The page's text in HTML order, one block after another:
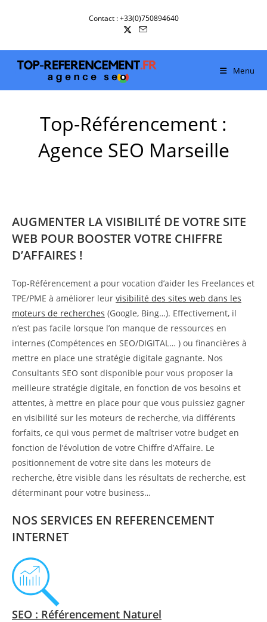
Contact : +33(0)750894640
Menu
Top-Référencement :
Agence SEO Marseille
AUGMENTER LA VISIBILITÉ DE VOTRE SITE
WEB POUR BOOSTER VOTRE CHIFFRE
D’AFFAIRES !
Top-Référencement a pour vocation d’aider les Freelances et
TPE/PME à améliorer leur visibilité des sites web dans les
moteurs de recherches (Google, Bing…). Effectivement, il
n’est pas facile lorsque l’on manque de ressources en
internes (Compétences en SEO/DIGITAL… ) ou financières à
mettre en place une stratégie digitale gagnante. Nos
Consultants SEO sont disponible pour vous proposer la
meilleure stratégie digitale, en fonction de vos besoins et
attentes, à mettre en place pour que vous puissiez gagner
en visibilité sur les moteurs de recherche, via différents
forfaits, ce qui vous permet de maîtriser votre budget en
fonction de l’évolution de votre Chiffre d’Affaire. Le
positionnement de votre site dans les moteurs de
recherche, être visible dans les résultats de recherche, est
déterminant pour votre business…
NOS SERVICES EN REFERENCEMENT
INTERNET
SEO : Référencement Naturel